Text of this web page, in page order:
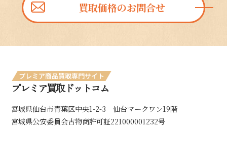
買取価格のお問合せ
プレミア商品買取専門サイト
プレミア買取ドットコム
宮城県仙台市青葉区中央1-2-3 仙台マークワン19階
宮城県公安委員会古物商許可証221000001232号